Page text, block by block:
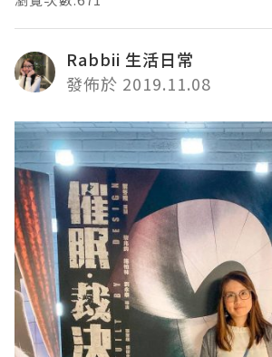
Rabbii 生活日常
發佈於 2019.11.08